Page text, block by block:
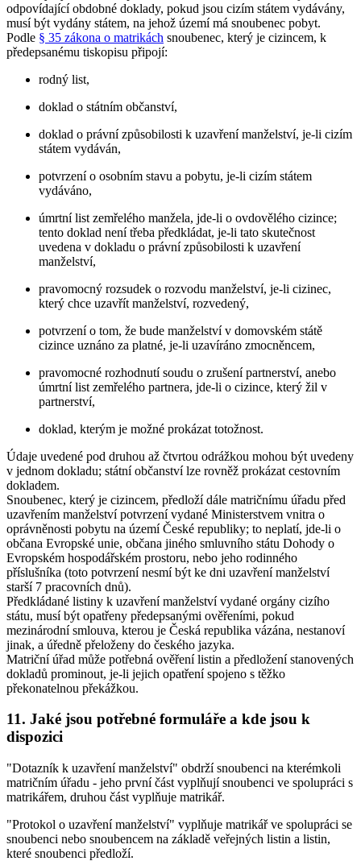
odpovídající obdobné doklady, pokud jsou cizím státem vydávány,
musí být vydány státem, na jehož území má snoubenec pobyt.
Podle § 35 zákona o matrikách snoubenec, který je cizincem, k
předepsanému tiskopisu připojí:
rodný list,
doklad o státním občanství,
doklad o právní způsobilosti k uzavření manželství, je-li cizím
státem vydáván,
potvrzení o osobním stavu a pobytu, je-li cizím státem
vydáváno,
úmrtní list zemřelého manžela, jde-li o ovdovělého cizince;
tento doklad není třeba předkládat, je-li tato skutečnost
uvedena v dokladu o právní způsobilosti k uzavření
manželství,
pravomocný rozsudek o rozvodu manželství, je-li cizinec,
který chce uzavřít manželství, rozvedený,
potvrzení o tom, že bude manželství v domovském státě
cizince uznáno za platné, je-li uzavíráno zmocněncem,
pravomocné rozhodnutí soudu o zrušení partnerství, anebo
úmrtní list zemřelého partnera, jde-li o cizince, který žil v
partnerství,
doklad, kterým je možné prokázat totožnost.
Údaje uvedené pod druhou až čtvrtou odrážkou mohou být uvedeny
v jednom dokladu; státní občanství lze rovněž prokázat cestovním
dokladem.
Snoubenec, který je cizincem, předloží dále matričnímu úřadu před
uzavřením manželství potvrzení vydané Ministerstvem vnitra o
oprávněnosti pobytu na území České republiky; to neplatí, jde-li o
občana Evropské unie, občana jiného smluvního státu Dohody o
Evropském hospodářském prostoru, nebo jeho rodinného
příslušníka (toto potvrzení nesmí být ke dni uzavření manželství
starší 7 pracovních dnů).
Předkládané listiny k uzavření manželství vydané orgány cizího
státu, musí být opatřeny předepsanými ověřeními, pokud
mezinárodní smlouva, kterou je Česká republika vázána, nestanoví
jinak, a úředně přeloženy do českého jazyka.
Matriční úřad může potřebná ověření listin a předložení stanovených
dokladů prominout, je-li jejich opatření spojeno s těžko
překonatelnou překážkou.
11. Jaké jsou potřebné formuláře a kde jsou k
dispozici
"Dotazník k uzavření manželství" obdrží snoubenci na kterémkoli
matričním úřadu - jeho první část vyplňují snoubenci ve spolupráci s
matrikářem, druhou část vyplňuje matrikář.
"Protokol o uzavření manželství" vyplňuje matrikář ve spolupráci se
snoubenci nebo snoubencem na základě veřejných listin a listin,
které snoubenci předloží.